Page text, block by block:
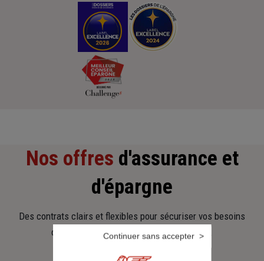
Nos offres d'assurance et
d'épargne
Des contrats clairs et flexibles pour sécuriser vos besoins
d’aujourd’hui et anticiper ceux de demain.
Continuer sans accepter